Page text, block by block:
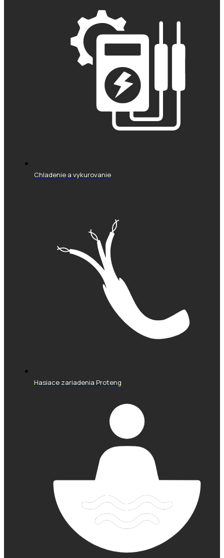
Chladenie a vykurovanie
Hasiace zariadenia Proteng